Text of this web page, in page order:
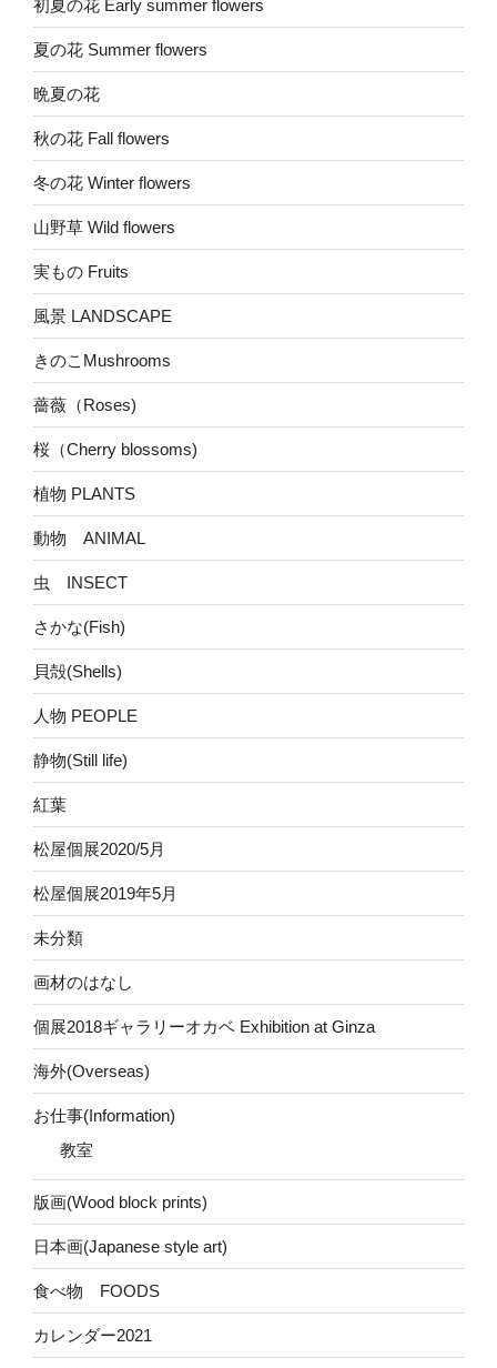
初夏の花 Early summer flowers
夏の花 Summer flowers
晩夏の花
秋の花 Fall flowers
冬の花 Winter flowers
山野草 Wild flowers
実もの Fruits
風景 LANDSCAPE
きのこMushrooms
薔薇（Roses)
桜（Cherry blossoms)
植物 PLANTS
動物 ANIMAL
虫 INSECT
さかな(Fish)
貝殻(Shells)
人物 PEOPLE
静物(Still life)
紅葉
松屋個展2020/5月
松屋個展2019年5月
未分類
画材のはなし
個展2018ギャラリーオカベ Exhibition at Ginza
海外(Overseas)
お仕事(Information)
教室
版画(Wood block prints)
日本画(Japanese style art)
食べ物 FOODS
カレンダー2021